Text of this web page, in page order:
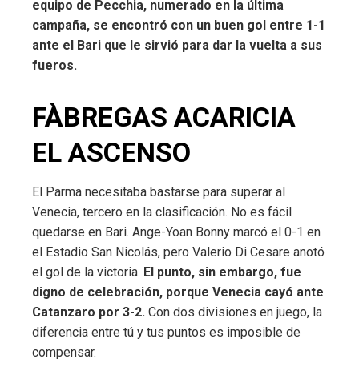
equipo de Pecchia, numerado en la última
campaña, se encontró con un buen gol entre 1-1
ante el Bari que le sirvió para dar la vuelta a sus
fueros.
FÀBREGAS ACARICIA
EL ASCENSO
El Parma necesitaba bastarse para superar al
Venecia, tercero en la clasificación. No es fácil
quedarse en Bari. Ange-Yoan Bonny marcó el 0-1 en
el Estadio San Nicolás, pero Valerio Di Cesare anotó
el gol de la victoria. El punto, sin embargo, fue
digno de celebración, porque Venecia cayó ante
Catanzaro por 3-2. Con dos divisiones en juego, la
diferencia entre tú y tus puntos es imposible de
compensar.